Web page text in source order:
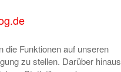
im
die Funktionen auf unseren
zu stellen. Darüber hinaus